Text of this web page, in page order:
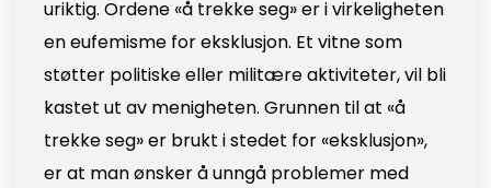
uriktig. Ordene «å trekke seg» er i virkeligheten
en eufemisme for eksklusjon. Et vitne som
støtter politiske eller militære aktiviteter, vil bli
kastet ut av menigheten. Grunnen til at «å
trekke seg» er brukt i stedet for «eksklusjon»,
er at man ønsker å unngå problemer med